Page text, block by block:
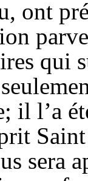
ont
qui
il l’a
sera